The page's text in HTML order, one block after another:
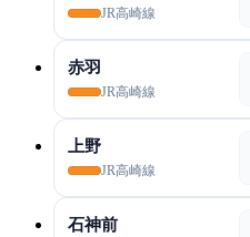
JR高崎線
赤羽
JR高崎線
上野
JR高崎線
石神前